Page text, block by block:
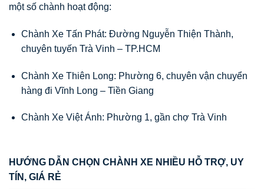
một số chành hoạt động:
Chành Xe Tấn Phát: Đường Nguyễn Thiện Thành,
chuyên tuyến Trà Vinh – TP.HCM
Chành Xe Thiên Long: Phường 6, chuyên vận chuyển
hàng đi Vĩnh Long – Tiền Giang
Chành Xe Việt Ánh: Phường 1, gần chợ Trà Vinh
HƯỚNG DẪN CHỌN CHÀNH XE NHIỀU HỖ TRỢ, UY
TÍN, GIÁ RẺ